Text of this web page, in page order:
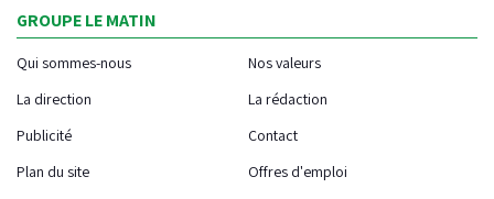
GROUPE LE MATIN
Qui sommes-nous
Nos valeurs
La direction
La rédaction
Publicité
Contact
Plan du site
Offres d'emploi